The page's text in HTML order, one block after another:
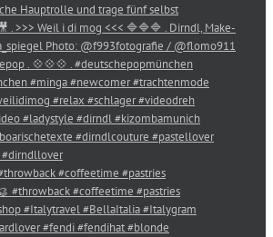
#coffeetime #pastries